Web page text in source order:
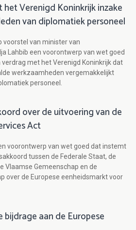
Verenigd Koninkrijk inzake
van diplomatiek personeel
voorstel van minister van
Lahbib een voorontwerp van wet goed
met het Verenigd Koninkrijk dat
werkzaamheden vergemakkelijkt
personeel.
over de uitvoering van de
Act
voorontwerp van wet goed dat instemt
tussen de Federale Staat, de
Vlaamse Gemeenschap en de
over de Europese eenheidsmarkt voor
bijdrage aan de Europese